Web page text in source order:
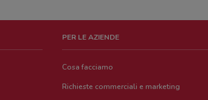
PER LE AZIENDE
Cosa facciamo
Richieste commerciali e marketing